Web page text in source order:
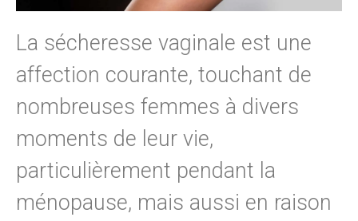
La sécheresse vaginale est une
affection courante, touchant de
nombreuses femmes à divers
moments de leur vie,
particulièrement pendant la
ménopause, mais aussi en raison